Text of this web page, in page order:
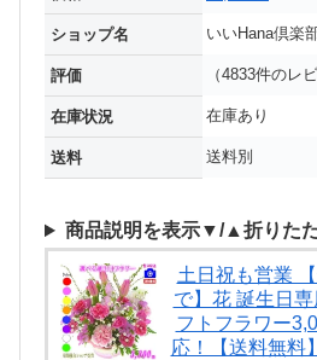
ショップ名 いいHana倶楽
評価 （4833件のレ
在庫状況 在庫あり
送料 送料別
商品説明を表示▼/▲折りた
土日祝も営業
で】花 誕生日
フトフラワー
応！【送料無料